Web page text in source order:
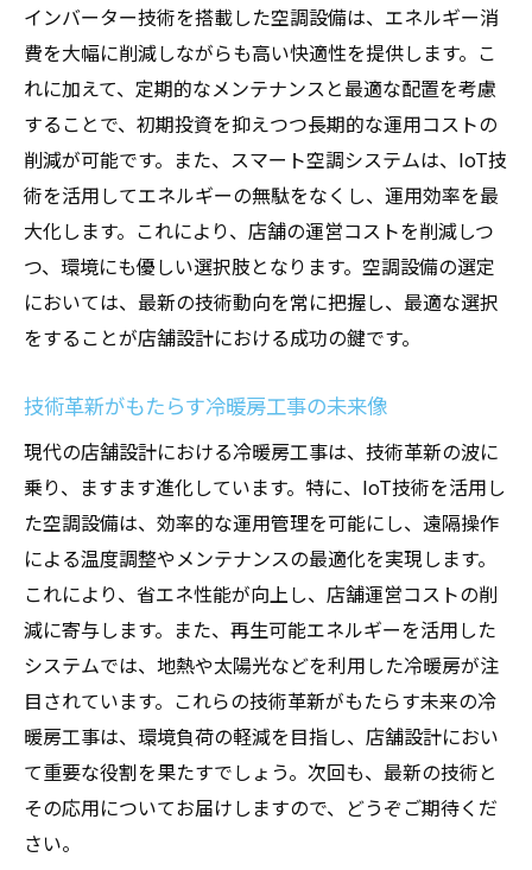
インバーター技術を搭載した空調設備は、エネルギー消
費を大幅に削減しながらも高い快適性を提供します。こ
れに加えて、定期的なメンテナンスと最適な配置を考慮
することで、初期投資を抑えつつ長期的な運用コストの
削減が可能です。また、スマート空調システムは、IoT技
術を活用してエネルギーの無駄をなくし、運用効率を最
大化します。これにより、店舗の運営コストを削減しつ
つ、環境にも優しい選択肢となります。空調設備の選定
においては、最新の技術動向を常に把握し、最適な選択
をすることが店舗設計における成功の鍵です。
技術革新がもたらす冷暖房工事の未来像
現代の店舗設計における冷暖房工事は、技術革新の波に
乗り、ますます進化しています。特に、IoT技術を活用し
た空調設備は、効率的な運用管理を可能にし、遠隔操作
による温度調整やメンテナンスの最適化を実現します。
これにより、省エネ性能が向上し、店舗運営コストの削
減に寄与します。また、再生可能エネルギーを活用した
システムでは、地熱や太陽光などを利用した冷暖房が注
目されています。これらの技術革新がもたらす未来の冷
暖房工事は、環境負荷の軽減を目指し、店舗設計におい
て重要な役割を果たすでしょう。次回も、最新の技術と
その応用についてお届けしますので、どうぞご期待くだ
さい。